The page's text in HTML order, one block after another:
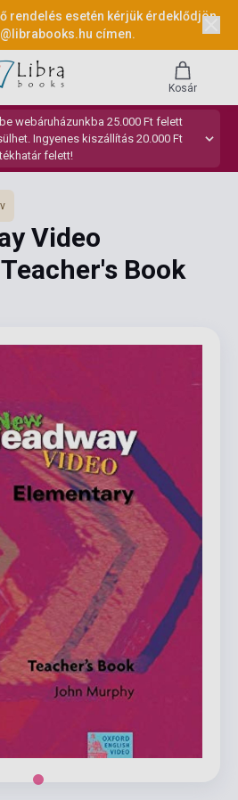
rendelés esetén kérjük érdeklődjön
címen.
webáruházunkba 25.000 Ft felett
Ingyenes kiszállítás 20.000 Ft
felett!
Kosár
Video
Book